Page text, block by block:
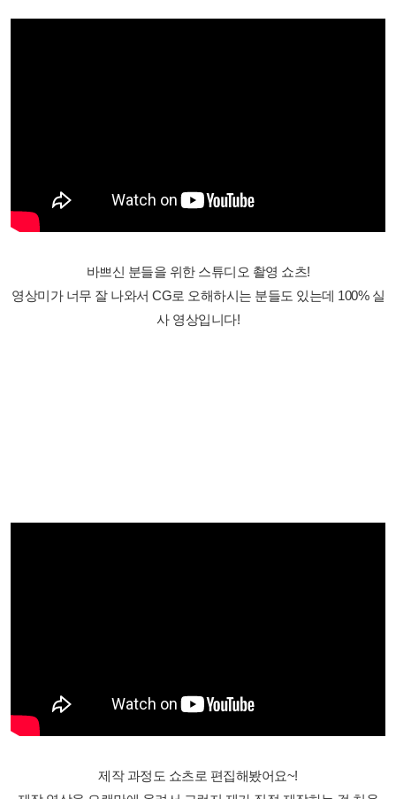
바쁘신 분들을 위한 스튜디오 촬영 쇼츠!
영상미가 너무 잘 나와서 CG로 오해하시는 분들도 있는데 100% 실
사 영상입니다!
제작 과정도 쇼츠로 편집해봤어요~!